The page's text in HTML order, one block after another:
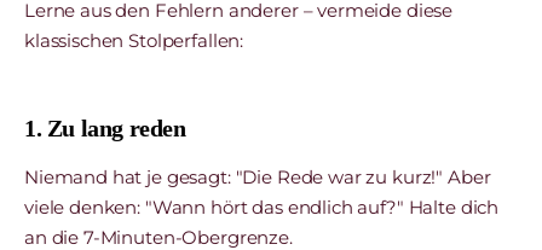
Lerne aus den Fehlern anderer – vermeide diese
klassischen Stolperfallen:
1. Zu lang reden
Niemand hat je gesagt: "Die Rede war zu kurz!" Aber
viele denken: "Wann hört das endlich auf?" Halte dich
an die 7-Minuten-Obergrenze.